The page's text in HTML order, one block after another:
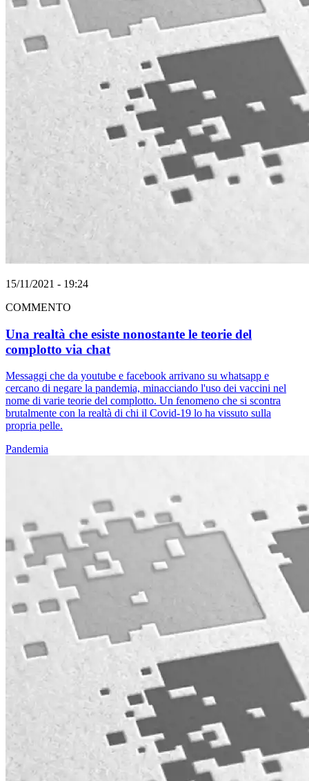
15/11/2021 - 19:24
COMMENTO
Una realtà che esiste nonostante le teorie del
complotto via chat
Messaggi che da youtube e facebook arrivano su whatsapp e
cercano di negare la pandemia, minacciando l'uso dei vaccini nel
nome di varie teorie del complotto. Un fenomeno che si scontra
brutalmente con la realtà di chi il Covid-19 lo ha vissuto sulla
propria pelle.
Pandemia